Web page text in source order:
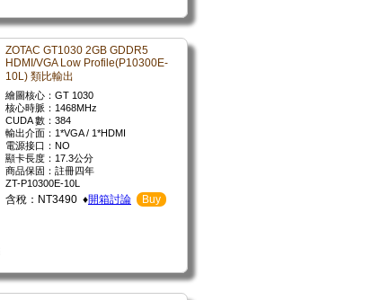
ZOTAC GT1030 2GB GDDR5
HDMI/VGA Low Profile(P10300E-
10L) 類比輸出
繪圖核心：GT 1030
核心時脈：1468MHz
CUDA 數：384
輸出介面：1*VGA / 1*HDMI
電源接口：NO
顯卡長度：17.3公分
商品保固：註冊四年
ZT-P10300E-10L
含稅：NT3490 ♦開箱討論 Buy